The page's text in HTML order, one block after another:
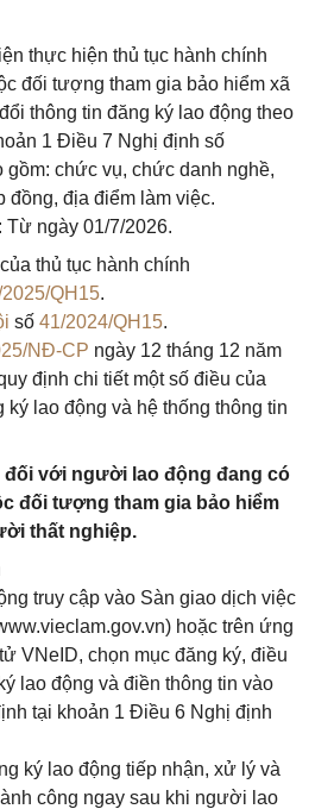
thực hiện thủ tục hành chính
đối tượng tham gia bảo hiểm xã
thông tin đăng ký lao động theo
1 Điều 7 Nghị định số
gồm: chức vụ, chức danh nghề,
đồng, địa điểm làm việc.
ngày 01/7/2026.
thủ tục hành chính
QH15.
số 41/2024/QH15.
NĐ-CP ngày 12 tháng 12 năm
định chi tiết một số điều của
ký lao động và hệ thống thông tin
đối với người lao động đang có
đối tượng tham gia bảo hiểm
thất nghiệp.
truy cập vào Sàn giao dịch việc
hoặc trên ứng
VNeID, chọn mục đăng ký, điều
lao động và điền thông tin vào
tại khoản 1 Điều 6 Nghị định
ký lao động tiếp nhận, xử lý và
công ngay sau khi người lao